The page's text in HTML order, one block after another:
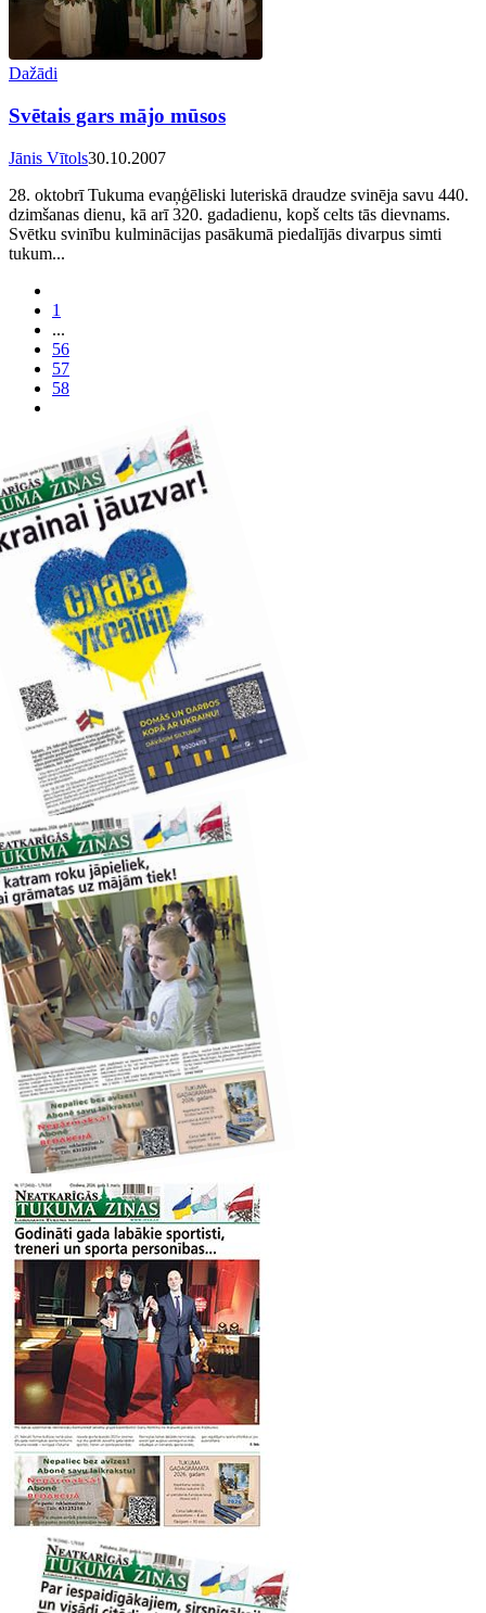
Dažādi
Svētais gars mājo mūsos
Jānis Vītols30.10.2007
28. oktobrī Tukuma evaņģēliski luteriskā draudze svinēja savu 440.
dzimšanas dienu, kā arī 320. gadadienu, kopš celts tās dievnams.
Svētku svinību kulminācijas pasākumā piedalījās divarpus simti
tukum...
1
...
56
57
58